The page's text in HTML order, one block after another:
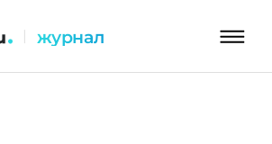
| журнал